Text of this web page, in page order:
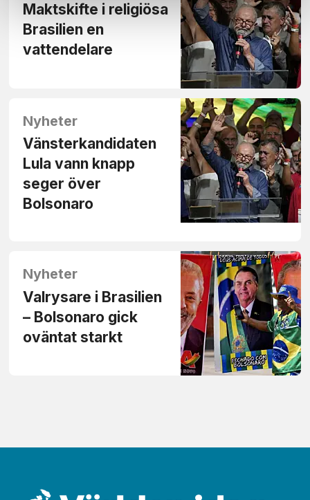
Maktskifte i religiösa
Brasilien en
vattendelare
Nyheter
Vänsterkandidaten
Lula vann knapp
seger över
Bolsonaro
Nyheter
Valrysare i Brasilien
– Bolsonaro gick
oväntat starkt